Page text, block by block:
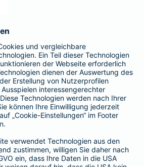
Teil der BarmeniaGothaer
BELIEBTE SEITEN
Zusatzversicherung
Tierversicherungen
Adresse ändern
Schaden melden